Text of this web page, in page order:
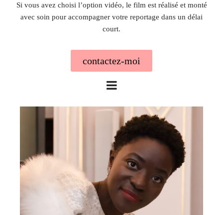
Si vous avez choisi l’option vidéo, le film est réalisé et monté
avec soin pour accompagner votre reportage dans un délai
court.
contactez-moi